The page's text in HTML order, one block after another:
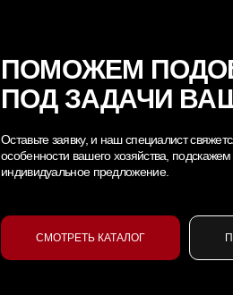
Оставьте заявку, и наш специалист
особенности вашего хозяйства,
индивидуальное предложение.
ПОМОЖЕМ
ПОД ЗАДАЧИ
СМОТРЕТЬ КАТАЛОГ